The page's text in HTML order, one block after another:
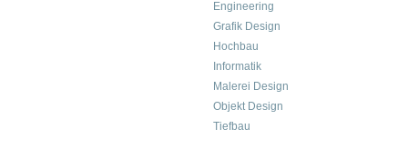
Engineering
Grafik Design
Hochbau
Informatik
Malerei Design
Objekt Design
Tiefbau